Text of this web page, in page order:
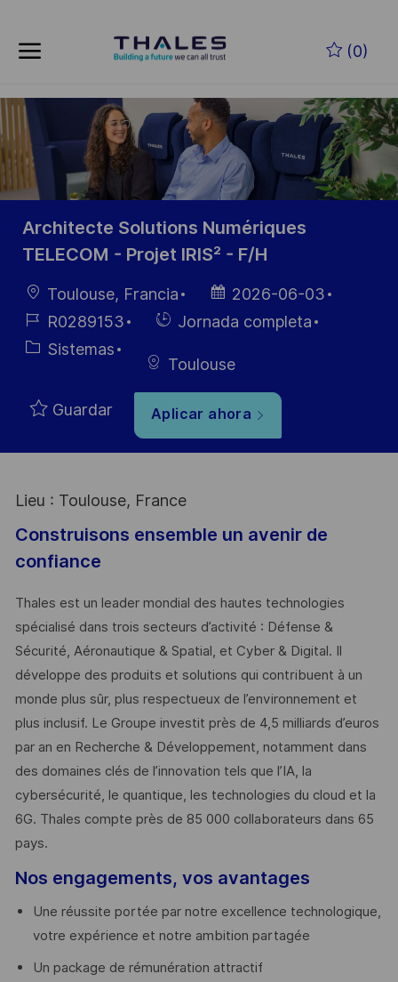
(0)
-
Architecte Solutions Numériques
TELECOM - Projet IRIS² - F/H
Ubicación
Toulouse, Francia
Fecha de
publicación
2026-06-03
ID de
empleo
R0289153
HiringJornada completa
Categoría
Sistemas
Toulouse
Guardar Aplicar ahora
Lieu : Toulouse, France
Construisons ensemble un avenir de
confiance
Thales est un leader mondial des hautes technologies
spécialisé dans trois secteurs d’activité : Défense &
Sécurité, Aéronautique & Spatial, et Cyber & Digital. Il
développe des produits et solutions qui contribuent à un
monde plus sûr, plus respectueux de l’environnement et
plus inclusif. Le Groupe investit près de 4,5 milliards d’euros
par an en Recherche & Développement, notamment dans
des domaines clés de l’innovation tels que l’IA, la
cybersécurité, le quantique, les technologies du cloud et la
6G. Thales compte près de 85 000 collaborateurs dans 65
pays. ​
Nos engagements, vos avantages
Une réussite portée par notre excellence technologique,
votre expérience et notre ambition partagée
Un package de rémunération attractif